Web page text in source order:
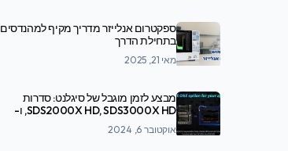
ספקטרום אנלייזר מדריך מקיף למהנדסים
בתחילת הדרך
מאי 21, 2025
מבצע לזמן מוגבל של סיגלנט: סדרות
SDS2000X HD, SDS3000X HD, ו-
SDS7000A
אוקטובר 6, 2024